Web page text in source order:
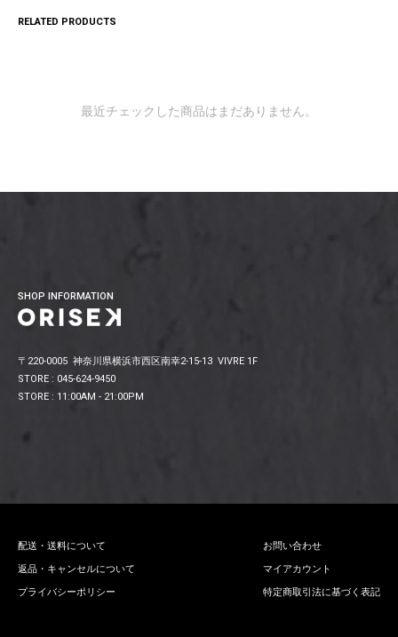
RELATED PRODUCTS
最近チェックした商品はまだありません。
SHOP INFORMATION
〒220-0005 神奈川県横浜市西区南幸2-15-13 VIVRE 1F
STORE : 045-624-9450
STORE : 11:00AM - 21:00PM
配送・送料について
返品・キャンセルについて
プライバシーポリシー
お問い合わせ
マイアカウント
特定商取引法に基づく表記